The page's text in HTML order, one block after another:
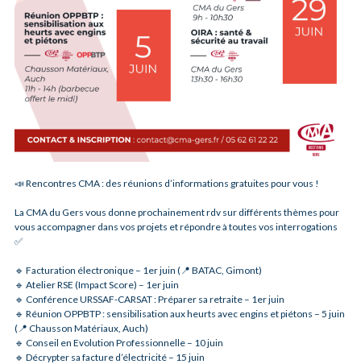
📣 Rencontres CMA : des réunions d’informations gratuites pour vous !
La CMA du Gers vous donne prochainement rdv sur différents thèmes pour
vous accompagner dans vos projets et répondre à toutes vos interrogations
✅
🔹 Facturation électronique – 1er juin (📍 BATAC, Gimont)
🔹 Atelier RSE (Impact Score) – 1er juin
🔹 Conférence URSSAF-CARSAT : Préparer sa retraite – 1er juin
🔹 Réunion OPPBTP : sensibilisation aux heurts avec engins et piétons – 5 juin
(📍 Chausson Matériaux, Auch)
🔹 Conseil en Evolution Professionnelle – 10 juin
🔹 Décrypter sa facture d’électricité – 15 juin